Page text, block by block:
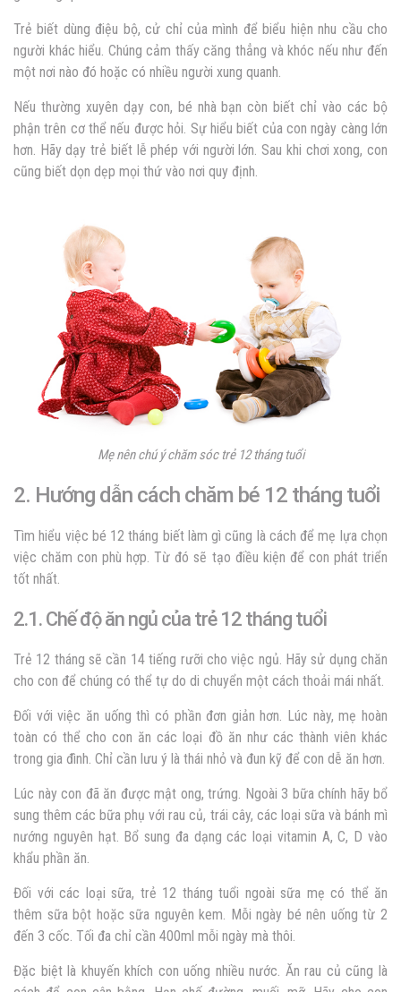
Trẻ biết dùng điệu bộ, cử chỉ của mình để biểu hiện nhu cầu cho
người khác hiểu. Chúng cảm thấy căng thẳng và khóc nếu như đến
một nơi nào đó hoặc có nhiều người xung quanh.
Nếu thường xuyên dạy con, bé nhà bạn còn biết chỉ vào các bộ
phận trên cơ thể nếu được hỏi. Sự hiểu biết của con ngày càng lớn
hơn. Hãy dạy trẻ biết lễ phép với người lớn. Sau khi chơi xong, con
cũng biết dọn dẹp mọi thứ vào nơi quy định.
Mẹ nên chú ý chăm sóc trẻ 12 tháng tuổi
2. Hướng dẫn cách chăm bé 12 tháng tuổi
Tìm hiểu việc bé 12 tháng biết làm gì cũng là cách để mẹ lựa chọn
việc chăm con phù hợp. Từ đó sẽ tạo điều kiện để con phát triển
tốt nhất.
2.1. Chế độ ăn ngủ của trẻ 12 tháng tuổi
Trẻ 12 tháng sẽ cần 14 tiếng rưỡi cho việc ngủ. Hãy sử dụng chăn
cho con để chúng có thể tự do di chuyển một cách thoải mái nhất.
Đối với việc ăn uống thì có phần đơn giản hơn. Lúc này, mẹ hoàn
toàn có thể cho con ăn các loại đồ ăn như các thành viên khác
trong gia đình. Chỉ cần lưu ý là thái nhỏ và đun kỹ để con dễ ăn hơn.
Lúc này con đã ăn được mật ong, trứng. Ngoài 3 bữa chính hãy bổ
sung thêm các bữa phụ với rau củ, trái cây, các loại sữa và bánh mì
nướng nguyên hạt. Bổ sung đa dạng các loại vitamin A, C, D vào
khẩu phần ăn.
Đối với các loại sữa, trẻ 12 tháng tuổi ngoài sữa mẹ có thể ăn
thêm sữa bột hoặc sữa nguyên kem. Mỗi ngày bé nên uống từ 2
đến 3 cốc. Tối đa chỉ cần 400ml mỗi ngày mà thôi.
Đặc biệt là khuyến khích con uống nhiều nước. Ăn rau củ cũng là